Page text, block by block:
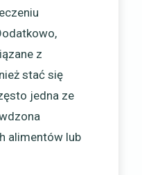
z
stać się
jedna ze
alimentów lub